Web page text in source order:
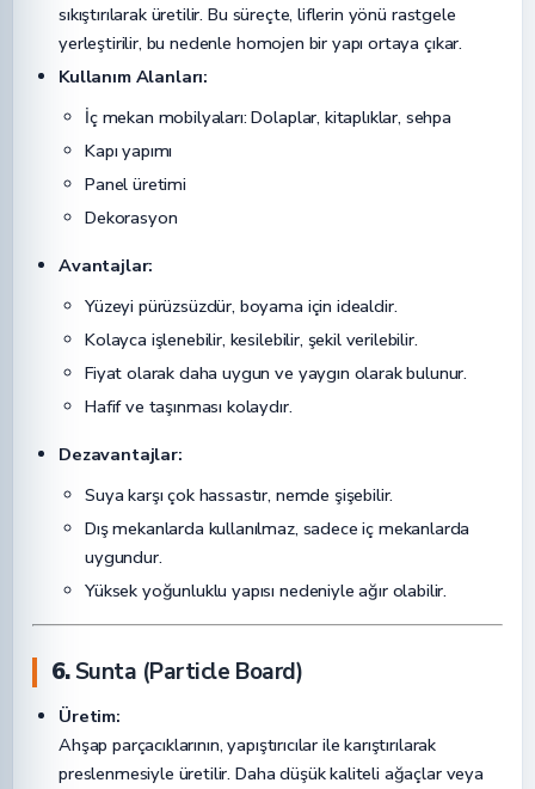
sıkıştırılarak üretilir. Bu süreçte, liflerin yönü rastgele
yerleştirilir, bu nedenle homojen bir yapı ortaya çıkar.
Kullanım Alanları:
İç mekan mobilyaları: Dolaplar, kitaplıklar, sehpa
Kapı yapımı
Panel üretimi
Dekorasyon
Avantajlar:
Yüzeyi pürüzsüzdür, boyama için idealdir.
Kolayca işlenebilir, kesilebilir, şekil verilebilir.
Fiyat olarak daha uygun ve yaygın olarak bulunur.
Hafif ve taşınması kolaydır.
Dezavantajlar:
Suya karşı çok hassastır, nemde şişebilir.
Dış mekanlarda kullanılmaz, sadece iç mekanlarda
uygundur.
Yüksek yoğunluklu yapısı nedeniyle ağır olabilir.
6.Sunta (Particle Board)
Üretim:
Ahşap parçacıklarının, yapıştırıcılar ile karıştırılarak
preslenmesiyle üretilir. Daha düşük kaliteli ağaçlar veya